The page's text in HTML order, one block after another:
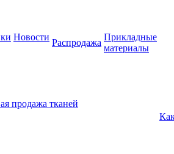
Новости
Распродажа
Прикладные
материалы